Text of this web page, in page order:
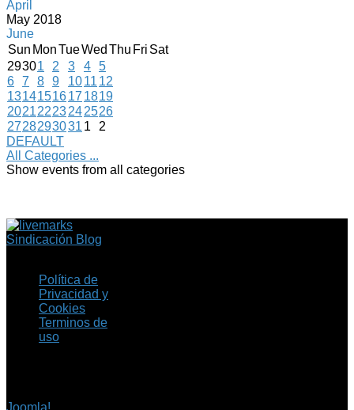
April
May 2018
June
Sun MonTueWed Thu Fri Sat
29301 2 3 4 5
6 7 8 9 1011 12
1314151617 1819
20212223242526
2728293031 1
2
DEFAULT
All Categories ...
Show events from all categories
Sindicación Blog
Política de
Privacidad y
Cookies
Terminos de
uso
Joomla!